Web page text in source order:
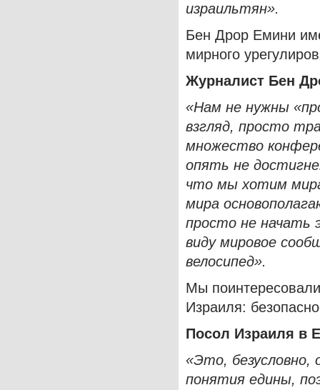
израильтян».
Бен Дрор Емини
мирного
Журналист Бен
«Нам не нужны
взгляд, просто
множество
опять не
что мы хотим
мира
просто не начать
виду мировое
велосипед».
Мы
Израиля:
Посол Израиля в
«Это, безусловно,
понятия едины,